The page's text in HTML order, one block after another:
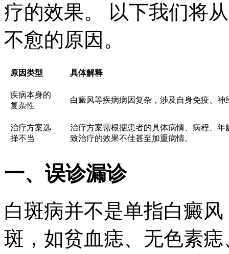
疗的效果。 以下我们将
不愈的原因。
原因类型 具体解释
疾病本身的
复杂性
白癜风等疾病病因复杂，涉及自身免疫、
治疗方案选
择不当
治疗方案需根据患者的具体病情、病程、
致治疗的效果不佳甚至加重病情。
一、误诊漏诊
白斑病并不是单指白癜
斑，如贫血痣、无色素